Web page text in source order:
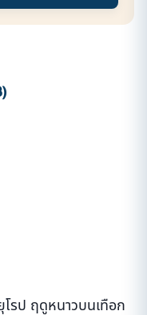
รป ฤดูหนาวบนเทือก